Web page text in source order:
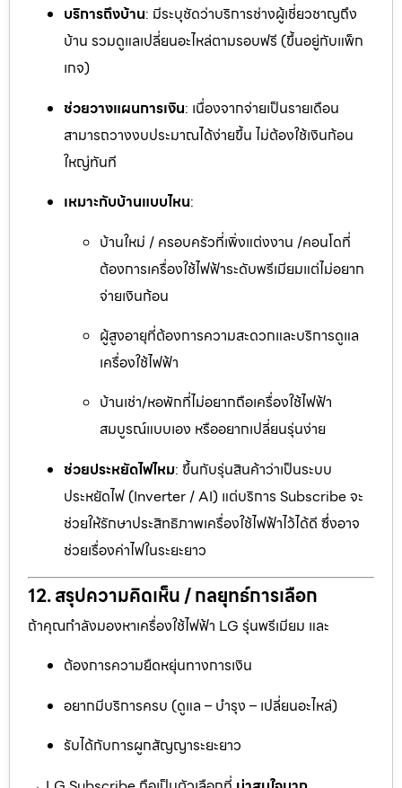
บริการถึงบ้าน: มีระบุชัดว่าบริการช่างผู้เชี่ยวชาญถึง
บ้าน รวมดูแลเปลี่ยนอะไหล่ตามรอบฟรี (ขึ้นอยู่กับแพ็ก
เกจ)
ช่วยวางแผนการเงิน: เนื่องจากจ่ายเป็นรายเดือน
สามารถวางงบประมาณได้ง่ายขึ้น ไม่ต้องใช้เงินก้อน
ใหญ่ทันที
เหมาะกับบ้านแบบไหน:
บ้านใหม่ / ครอบครัวที่เพิ่งแต่งงาน /คอนโดที่
ต้องการเครื่องใช้ไฟฟ้าระดับพรีเมียมแต่ไม่อยาก
จ่ายเงินก้อน
ผู้สูงอายุที่ต้องการความสะดวกและบริการดูแล
เครื่องใช้ไฟฟ้า
บ้านเช่า/หอพักที่ไม่อยากถือเครื่องใช้ไฟฟ้า
สมบูรณ์แบบเอง หรืออยากเปลี่ยนรุ่นง่าย
ช่วยประหยัดไฟไหม: ขึ้นกับรุ่นสินค้าว่าเป็นระบบ
ประหยัดไฟ (Inverter / AI) แต่บริการ Subscribe จะ
ช่วยให้รักษาประสิทธิภาพเครื่องใช้ไฟฟ้าไว้ได้ดี ซึ่งอาจ
ช่วยเรื่องค่าไฟในระยะยาว
12. สรุปความคิดเห็น / กลยุทธ์การเลือก
ถ้าคุณกำลังมองหาเครื่องใช้ไฟฟ้า LG รุ่นพรีเมียม และ
ต้องการความยืดหยุ่นทางการเงิน
อยากมีบริการครบ (ดูแล – บำรุง – เปลี่ยนอะไหล่)
รับได้กับการผูกสัญญาระยะยาว